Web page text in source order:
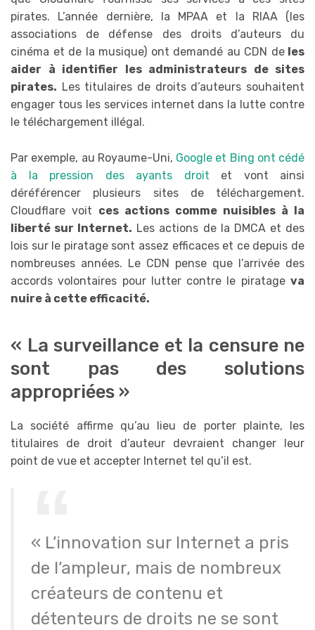
pirates. L’année dernière, la MPAA et la RIAA (les
associations de défense des droits d’auteurs du
cinéma et de la musique) ont demandé au CDN deles
aider à identifier les administrateurs de sites
pirates. Les titulaires de droits d’auteurs souhaitent
engager tous les services internet dans la lutte contre
le téléchargement illégal.
Par exemple, au Royaume-Uni, Google et Bing ont cédé
à la pression des ayants droit et vont ainsi
déréférencer plusieurs sites de téléchargement.
Cloudflare voit ces actions comme nuisibles à la
liberté sur Internet. Les actions de la DMCA et des
lois sur le piratage sont assez efficaces et ce depuis de
nombreuses années. Le CDN pense que l’arrivée des
accords volontaires pour lutter contre le piratage va
nuire à cette efficacité.
« La surveillance et la censure ne
sont pas des solutions
appropriées »
La société affirme qu’au lieu de porter plainte, les
titulaires de droit d’auteur devraient changer leur
point de vue et accepter Internet tel qu’il est.
« L’innovation sur Internet a pris
de l’ampleur, mais de nombreux
créateurs de contenu et
détenteurs de droits ne se sont